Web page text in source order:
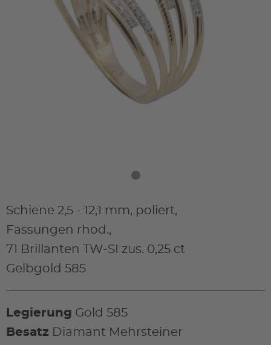
Schiene 2,5 - 12,1 mm, poliert,
Fassungen rhod.,
71 Brillanten TW-SI zus. 0,25 ct
Gelbgold 585
Legierung Gold 585
Besatz Diamant Mehrsteiner